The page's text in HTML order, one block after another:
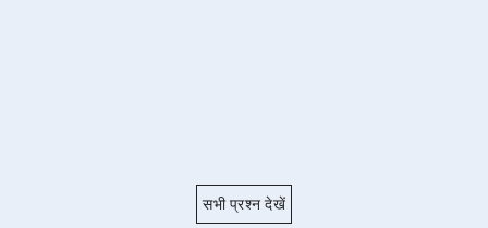
सभी प्रश्न देखें